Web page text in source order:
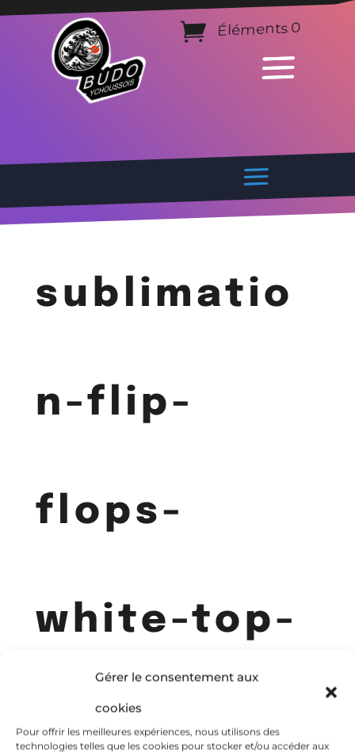
Gérer le consentement aux
cookies
Pour offrir les meilleures expériences, nous utilisons des
technologies telles que les cookies pour stocker et/ou accéder aux
Éléments 0
sublimatio
n-flip-
flops-
white-top-
629744cfd7